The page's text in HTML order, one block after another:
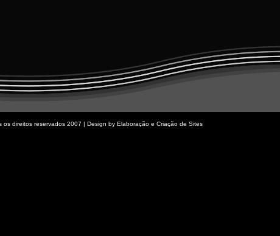
os direitos reservados 2007 | Design by Elaboração e Criação de Sites